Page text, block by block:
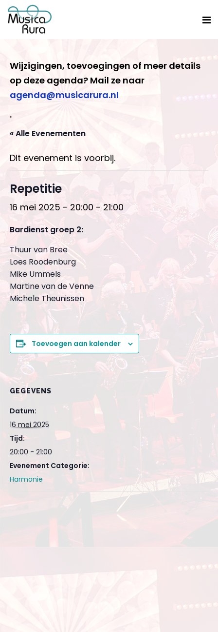
Wijzigingen, toevoegingen of meer details
op deze agenda? Mail ze naar
agenda@musicarura.nl
.
« Alle Evenementen
Dit evenement is voorbij.
Repetitie
16 mei 2025 - 20:00 - 21:00
Bardienst groep 2:
Thuur van Bree
Loes Roodenburg
Mike Ummels
Martine van de Venne
Michele Theunissen
Toevoegen aan kalender
GEGEVENS
Datum:
16 mei 2025
Tijd:
20:00 - 21:00
Evenement Categorie:
Harmonie